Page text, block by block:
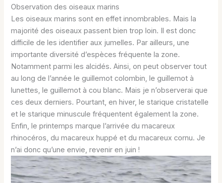
Observation des oiseaux marins
Les oiseaux marins sont en effet innombrables. Mais la
majorité des oiseaux passent bien trop loin. Il est donc
difficile de les identifier aux jumelles. Par ailleurs, une
importante diversité d’espèces fréquente la zone.
Notamment parmi les alcidés. Ainsi, on peut observer tout
au long de l’année le guillemot colombin, le guillemot à
lunettes, le guillemot à cou blanc. Mais je n’observerai que
ces deux derniers. Pourtant, en hiver, le starique cristatelle
et le starique minuscule fréquentent également la zone.
Enfin, le printemps marque l’arrivée du macareux
rhinocéros, du macareux huppé et du macareux cornu. Je
n’ai donc qu’une envie, revenir en juin !